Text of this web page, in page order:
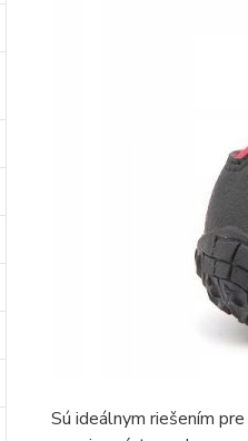
Sú ideálnym riešením